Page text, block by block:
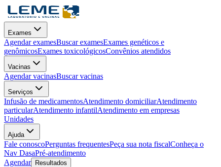
Exames
Agendar examesBuscar examesExames genéticos e
genômicosExames toxicológicosConvênios atendidos
Vacinas
Agendar vacinasBuscar vacinas
Serviços
Infusão de medicamentosAtendimento domiciliarAtendimento
particularAtendimento infantilAtendimento em empresas
Unidades
Ajuda
Fale conoscoPerguntas frequentesPeça sua nota fiscalConheça o
Nav DasaPré-atendimento
Agendar
Resultados